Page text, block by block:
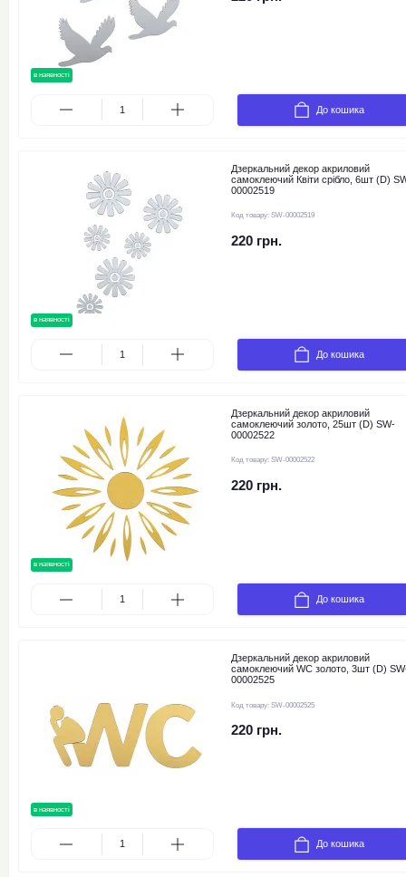
в наявності
До кошика
в наявності
Дзеркальний декор акриловий
самоклеючий Квіти срібло, 6шт (D)
00002519
Код товару: SW-00002519
220 грн.
До кошика
в наявності
Дзеркальний декор акриловий
самоклеючий золото, 25шт (D) SW-
00002522
Код товару: SW-00002522
220 грн.
До кошика
в наявності
Дзеркальний декор акриловий
самоклеючий WC золото, 3шт (D)
00002525
Код товару: SW-00002525
220 грн.
До кошика